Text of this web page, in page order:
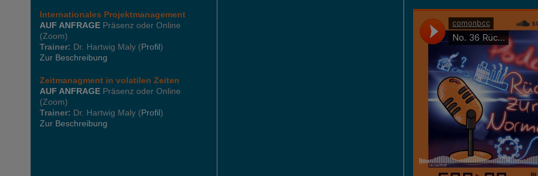
Internationales Projektmanagement
AUF ANFRAGEPräsenz oder Online
(Zoom)
Trainer: Dr. Hartwig Maly (Profil)
Zur Beschreibung
Zeitmanagment in volatilen Zeiten
AUF ANFRAGEPräsenz oder Online
(Zoom)
Trainer: Dr. Hartwig Maly (Profil)
Zur Beschreibung